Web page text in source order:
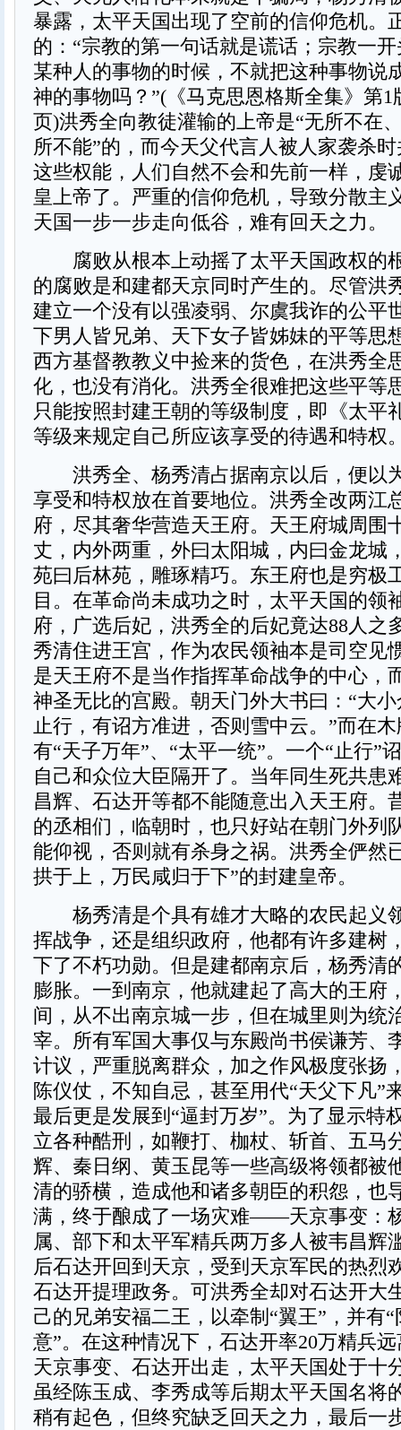
暴露，太平天国出现了空前的信仰危机。
的：“宗教的第一句话就是谎话；宗教一
某种人的事物的时候，不就把这种事物说
神的事物吗？”(《马克思恩格斯全集》第1
页)洪秀全向教徒灌输的上帝是“无所不在
所不能”的，而今天父代言人被人家袭杀
这些权能，人们自然不会和先前一样，虔
皇上帝了。严重的信仰危机，导致分散主
天国一步一步走向低谷，难有回天之力。
腐败从根本上动摇了太平天国政权的
的腐败是和建都天京同时产生的。尽管洪
建立一个没有以强凌弱、尔虞我诈的公平
下男人皆兄弟、天下女子皆姊妹的平等思
西方基督教教义中捡来的货色，在洪秀全
化，也没有消化。洪秀全很难把这些平等
只能按照封建王朝的等级制度，即《太平
等级来规定自己所应该享受的待遇和特权
洪秀全、杨秀清占据南京以后，便以
享受和特权放在首要地位。洪秀全改两江
府，尽其奢华营造天王府。天王府城周围
丈，内外两重，外曰太阳城，内曰金龙城
苑曰后林苑，雕琢精巧。东王府也是穷极
目。在革命尚未成功之时，太平天国的领
府，广选后妃，洪秀全的后妃竟达88人之
秀清住进王宫，作为农民领袖本是司空见
是天王府不是当作指挥革命战争的中心，
神圣无比的宫殿。朝天门外大书曰：“大
止行，有诏方准进，否则雪中云。”而在
有“天子万年”、“太平一统”。一个“止行”
自己和众位大臣隔开了。当年同生死共患
昌辉、石达开等都不能随意出入天王府。
的丞相们，临朝时，也只好站在朝门外列
能仰视，否则就有杀身之祸。洪秀全俨然
拱于上，万民咸归于下”的封建皇帝。
杨秀清是个具有雄才大略的农民起义
挥战争，还是组织政府，他都有许多建树
下了不朽功勋。但是建都南京后，杨秀清
膨胀。一到南京，他就建起了高大的王府
间，从不出南京城一步，但在城里则为统
宰。所有军国大事仅与东殿尚书侯谦芳、
计议，严重脱离群众，加之作风极度张扬
陈仪仗，不知自忌，甚至用代“天父下凡”
最后更是发展到“逼封万岁”。为了显示特
立各种酷刑，如鞭打、枷杖、斩首、五马
辉、秦日纲、黄玉昆等一些高级将领都被
清的骄横，造成他和诸多朝臣的积怨，也
满，终于酿成了一场灾难——天京事变：
属、部下和太平军精兵两万多人被韦昌辉
后石达开回到天京，受到天京军民的热烈
石达开提理政务。可洪秀全却对石达开大
己的兄弟安福二王，以牵制“翼王”，并有
意”。在这种情况下，石达开率20万精兵
天京事变、石达开出走，太平天国处于十
虽经陈玉成、李秀成等后期太平天国名将
稍有起色，但终究缺乏回天之力，最后一